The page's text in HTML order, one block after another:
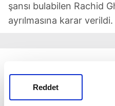
Reddet
şansı bulabilen Rachid
ayrılmasına karar verildi.